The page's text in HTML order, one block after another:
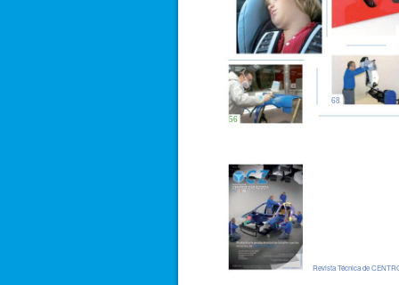
Revista Técnica de
68
56